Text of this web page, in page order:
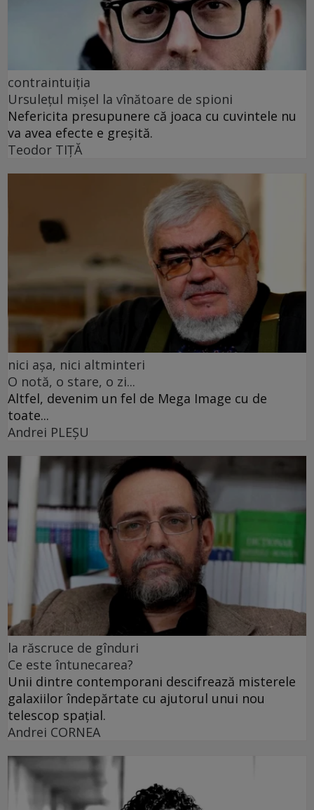
contraintuiția
Ursulețul mișel la vînătoare de spioni
Nefericita presupunere că joaca cu cuvintele nu
va avea efecte e greșită.
Teodor TIŢĂ
nici așa, nici altminteri
O notă, o stare, o zi...
Altfel, devenim un fel de Mega Image cu de
toate...
Andrei PLEŞU
la răscruce de gînduri
Ce este întunecarea?
Unii dintre contemporani descifrează misterele
galaxiilor îndepărtate cu ajutorul unui nou
telescop spațial.
Andrei CORNEA